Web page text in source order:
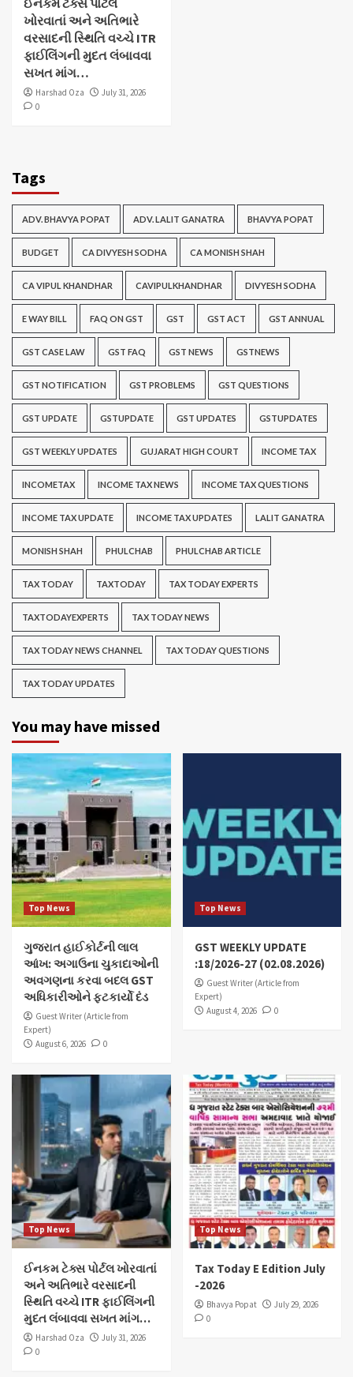
ખોરવાતાં અને અતિભારે
વરસાદની સ્થિતિ વચ્ચે ITR
ફાઈલિંગની મુદત લંબાવવા
સખત માંગ…
Harshad Oza
July 31, 2026
0
Tags
ADV. BHAVYA POPAT ADV. LALIT GANATRA BHAVYA POPAT
BUDGET CA DIVYESH SODHA CA MONISH SHAH
CA VIPUL KHANDHAR CAVIPULKHANDHAR DIVYESH SODHA
E WAY BILL FAQ ON GST GST GST ACT GST ANNUAL
GST CASE LAW GST FAQ GST NEWS GSTNEWS
GST NOTIFICATION GST PROBLEMS GST QUESTIONS
GST UPDATE GSTUPDATE GST UPDATES GSTUPDATES
GST WEEKLY UPDATES GUJARAT HIGH COURT INCOME TAX
INCOMETAX INCOME TAX NEWS INCOME TAX QUESTIONS
INCOME TAX UPDATE INCOME TAX UPDATES LALIT GANATRA
MONISH SHAH PHULCHAB PHULCHAB ARTICLE
TAX TODAY TAXTODAY TAX TODAY EXPERTS
TAXTODAYEXPERTS TAX TODAY NEWS
TAX TODAY NEWS CHANNEL TAX TODAY QUESTIONS
TAX TODAY UPDATES
You may have missed
Top News
ગુજરાત હાઈકોર્ટની લાલ
આંખ: અગાઉના ચુકાદાઓની
અવગણના કરવા બદલ GST
અધિકારીઓને ફટકાર્યો દંડ
Guest Writer (Article from
Expert)
August 6, 2026
0
Top News
GST WEEKLY UPDATE
:18/2026-27 (02.08.2026)
Guest Writer (Article from
Expert)
August 4, 2026
0
Top News
ઈનકમ ટેક્સ પોર્ટલ ખોરવાતાં
અને અતિભારે વરસાદની
સ્થિતિ વચ્ચે ITR ફાઈલિંગની
મુદત લંબાવવા સખત માંગ…
Harshad Oza
July 31, 2026
0
Top News
Tax Today E Edition July
-2026
Bhavya Popat
July 29, 2026
0